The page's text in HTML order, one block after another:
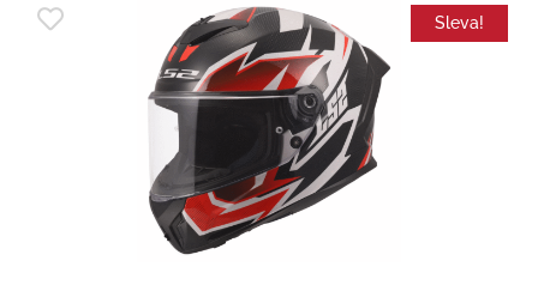
Sleva!